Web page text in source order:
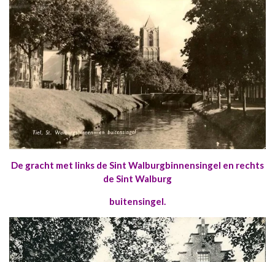
De gracht met links de Sint Walburgbinnensingel en rechts
de Sint Walburg
buitensingel.